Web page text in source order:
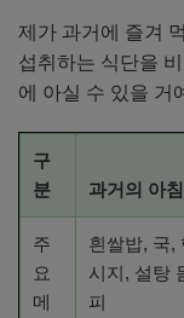
제가 과거에 즐겨
섭취하는 식단을
에 아실 수 있을 거
구
분
과거의 아
주
요
메
흰쌀밥, 국,
시지, 설탕
피